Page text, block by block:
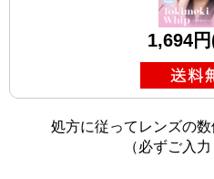
1,694
処方に従ってレンズの
（必ずご入